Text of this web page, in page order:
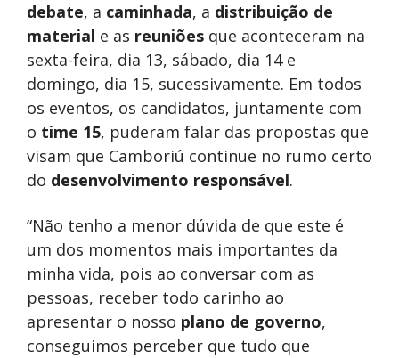
debate, a caminhada, a distribuição de
material e as reuniões que aconteceram na
sexta-feira, dia 13, sábado, dia 14 e
domingo, dia 15, sucessivamente. Em todos
os eventos, os candidatos, juntamente com
o time 15, puderam falar das propostas que
visam que Camboriú continue no rumo certo
do desenvolvimento responsável.
“Não tenho a menor dúvida de que este é
um dos momentos mais importantes da
minha vida, pois ao conversar com as
pessoas, receber todo carinho ao
apresentar o nosso plano de governo,
conseguimos perceber que tudo que